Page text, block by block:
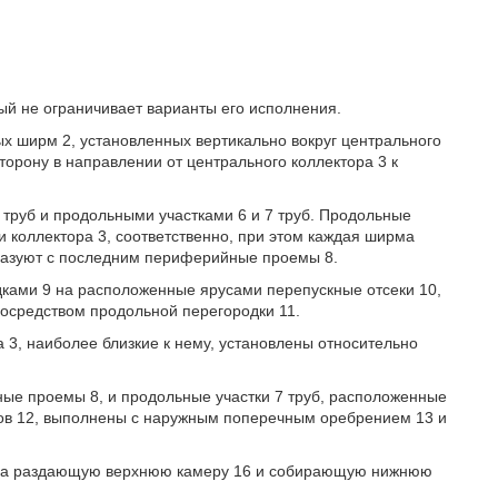
не ограничивает варианты его исполнения.
ширм 2, установленных вертикально вокруг центрального
в направлении от центрального коллектора 3 к
и продольными участками 6 и 7 труб. Продольные
3, соответственно, при этом каждая ширма
с последним периферийные проемы 8.
9 на расположенные ярусами перепускные отсеки 10,
продольной перегородки 11.
наиболее близкие к нему, установлены относительно
проемы 8, и продольные участки 7 труб, расположенные
12, выполнены с наружным поперечным оребрением 13 и
раздающую верхнюю камеру 16 и собирающую нижнюю